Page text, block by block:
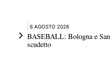
6 AGOSTO 2026
BASEBALL: Bologna e
scudetto